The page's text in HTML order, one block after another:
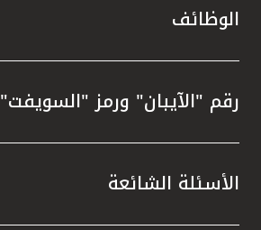
الوظائف
رقم "الآيبان" ورمز "السويفت"
الأسئلة الشائعة